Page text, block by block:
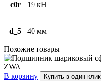
c0r 19 кН
d_5 40 мм
Похожие товары
В корзину Купить в один клик